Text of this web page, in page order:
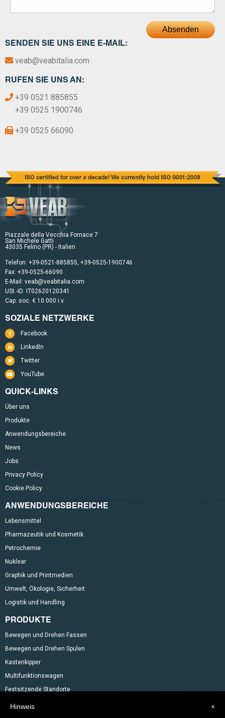
SENDEN SIE UNS EINE E-MAIL:
veab@veabitalia.com
RUFEN SIE UNS AN:
+39 0521 885855
+39 0525 1900746
+39 0525 66090
Absenden
Piazzale della Vecchia Fornace 7
San Michele Gatti
43035 Felino (PR) - Italien
Telefon: +39-0521-885855, +39-0525-1900746
Fax: +39-0525-66090
E-Mail: veab@veabitalia.com
USt.-ID: IT02620120341
Cap. soc. € 10.000 i.v.
SOZIALE NETZWERKE
Facebook
LinkedIn
Twitter
YouTube
QUICK-LINKS
Über uns
Produkte
Anwendungsbereiche
News
Jobs
Privacy Policy
Cookie Policy
ANWENDUNGSBEREICHE
Lebensmittel
Pharmazeutik und Kosmetik
Petrochemie
Nuklear
Graphik und Printmedien
Umwelt, Ökologie, Sicherheit
Logistik und Handling
PRODUKTE
Bewegen und Drehen Fassen
Bewegen und Drehen Spulen
Kastenkipper
Multifunktionswagen
Festsitzende Standorte
Neigvorrichtung für das ENTLEEREN VON BEHÄLTNISSEN
×
Hinweis